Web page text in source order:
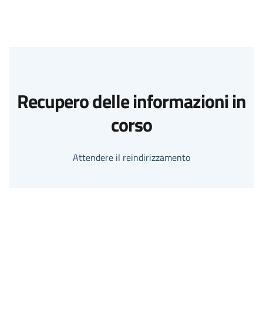
Recupero delle informazioni in
corso
Attendere il reindirizzamento